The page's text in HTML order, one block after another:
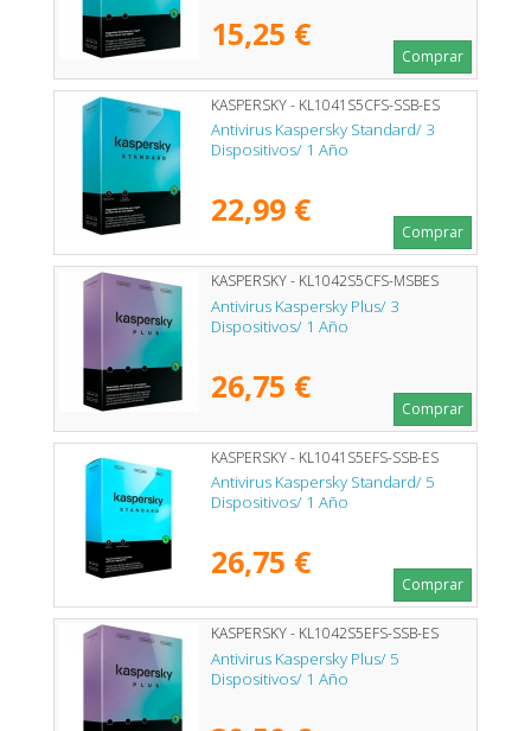
15,25 €
Comprar
KASPERSKY - KL1041S5CFS-SSB-ES
Antivirus Kaspersky Standard/ 3
Dispositivos/ 1 Año
22,99 €
Comprar
KASPERSKY - KL1042S5CFS-MSBES
Antivirus Kaspersky Plus/ 3
Dispositivos/ 1 Año
26,75 €
Comprar
KASPERSKY - KL1041S5EFS-SSB-ES
Antivirus Kaspersky Standard/ 5
Dispositivos/ 1 Año
26,75 €
Comprar
KASPERSKY - KL1042S5EFS-SSB-ES
Antivirus Kaspersky Plus/ 5
Dispositivos/ 1 Año